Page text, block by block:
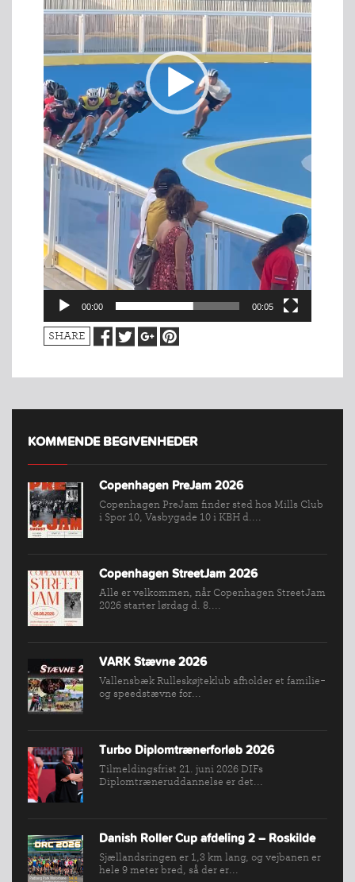
00:00 00:05
SHARE
KOMMENDE BEGIVENHEDER
Copenhagen PreJam 2026
Copenhagen PreJam finder sted hos Mills Club
i Spor 10, Vasbygade 10 i KBH d....
Copenhagen StreetJam 2026
Alle er velkommen, når Copenhagen StreetJam
2026 starter lørdag d. 8....
VARK Stævne 2026
Vallensbæk Rulleskøjteklub afholder et familie-
og speedstævne for...
Turbo Diplomtrænerforløb 2026
Tilmeldingsfrist 21. juni 2026 DIFs
Diplomtræneruddannelse er det...
Danish Roller Cup afdeling 2 – Roskilde
Sjællandsringen er 1,3 km lang, og vejbanen er
hele 9 meter bred, så der er...